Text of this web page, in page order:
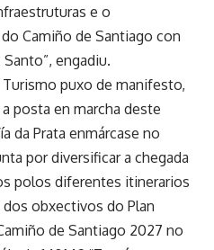
e o
Camiño de Santiago con
engadiu.
puxo de manifesto,
posta en marcha deste
da Prata enmárcase no
por diversificar a chegada
polos diferentes itinerarios
obxectivos do Plan
de Santiago 2027 no